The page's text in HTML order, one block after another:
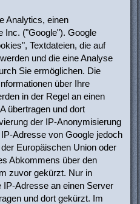
Analytics, einen
Inc. ("Google"). Google
Textdateien, die auf
und die eine Analyse
Sie ermöglichen. Die
über Ihre
in der Regel an einen
übertragen und dort
der IP-Anonymisierung
Adresse von Google jedoch
Europäischen Union oder
Abkommens über den
zuvor gekürzt. Nur in
IP-Adresse an einen Server
und dort gekürzt. Im